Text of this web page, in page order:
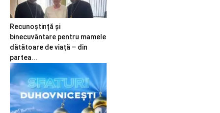
Recunoștință și
binecuvântare pentru mamele
dătătoare de viață – din
partea...